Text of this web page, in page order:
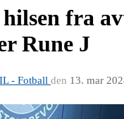
fra
Rune J
- Fotball den 13. mar